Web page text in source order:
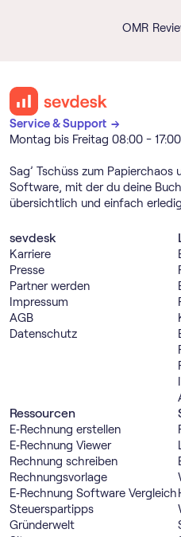
OMR
Service & Support →
Montag bis Freitag 08:00 -
Sag’ Tschüss zum
Software, mit der du deine
übersichtlich und einfach
sevdesk
Karriere
Presse
Partner werden
Impressum
AGB
Datenschutz
Ressourcen
E‑Rechnung erstellen
E‑Rechnung Viewer
Rechnung schreiben
Rechnungsvorlage
E‑Rechnung Software Vergleich
Steuerspartipps
Gründerwelt